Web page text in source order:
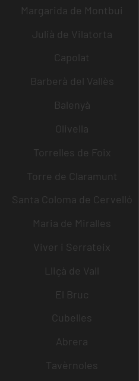
Margarida de Montbui
Julià de Vilatorta
Capolat
Barberà del Vallès
Balenyà
Olivella
Torrelles de Foix
Torre de Claramunt
Santa Coloma de Cervelló
Maria de Miralles
Viver i Serrateix
Lliçà de Vall
El Bruc
Cubelles
Abrera
Tavèrnoles